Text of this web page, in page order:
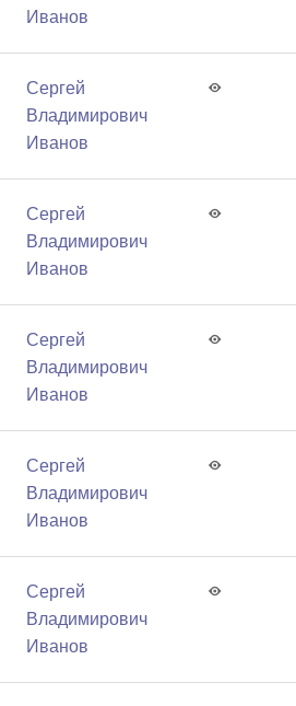
Иванов
Сергей
Владимирович
Иванов
Сергей
Владимирович
Иванов
Сергей
Владимирович
Иванов
Сергей
Владимирович
Иванов
Сергей
Владимирович
Иванов